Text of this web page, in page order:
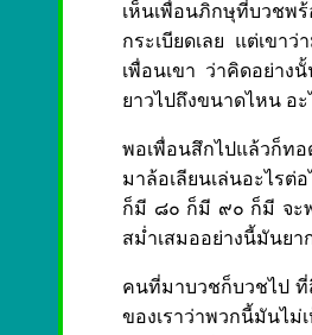
เห็นเพื่อนภิกษุที่บวชพ
กระเบียดเลย แต่เขา
เพื่อนเขา ว่าคิดอย่าง
ยาวไปถึงขนาดไหน อ
พอเพื่อนสึกไปแล้วก็ท
มาล้อเลียนเล่นอะไรต่
ก็มี ๘๐ ก็มี ๙๐ ก็มี จะ
สม่ำเสมออย่างนี้มันยา
คนที่มาบวชก็บวชไป ที่
ของเราว่าพวกนี้มัน